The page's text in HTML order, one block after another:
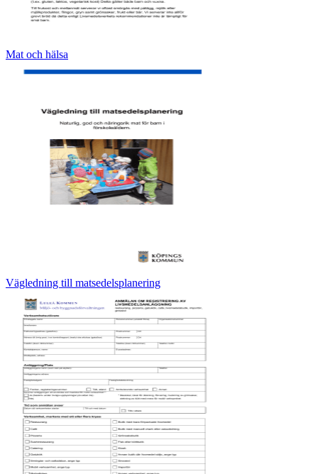
Mat och hälsa
Vägledning till matsedelsplanering